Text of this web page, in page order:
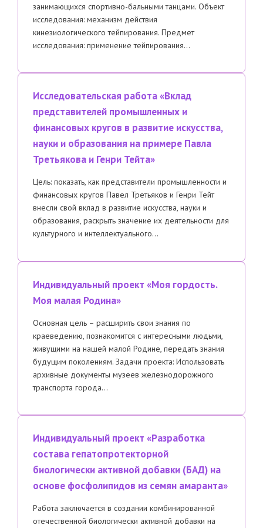
занимающихся спортивно-бальными танцами. Объект
исследования: механизм действия
кинезиологического тейпирования. Предмет
исследования: применение тейпирования…
Исследовательская работа «Вклад
представителей промышленных и
финансовых кругов в развитие искусства,
науки и образования на примере Павла
Третьякова и Генри Тейта»
Цель: показать, как представители промышленности и
финансовых кругов Павел Третьяков и Генри Тейт
внесли свой вклад в развитие искусства, науки и
образования, раскрыть значение их деятельности для
культурного и интеллектуального…
Индивидуальный проект «Моя гордость.
Моя малая Родина»
Основная цель – расширить свои знания по
краеведению, познакомится с интересными людьми,
живущими на нашей малой Родине, передать знания
будущим поколениям. Задачи проекта: Использовать
архивные документы музеев железнодорожного
транспорта города…
Индивидуальный проект «Разработка
состава гепатопротекторной
биологически активной добавки (БАД) на
основе фосфолипидов из семян амаранта»
Работа заключается в создании комбинированной
отечественной биологически активной добавки на